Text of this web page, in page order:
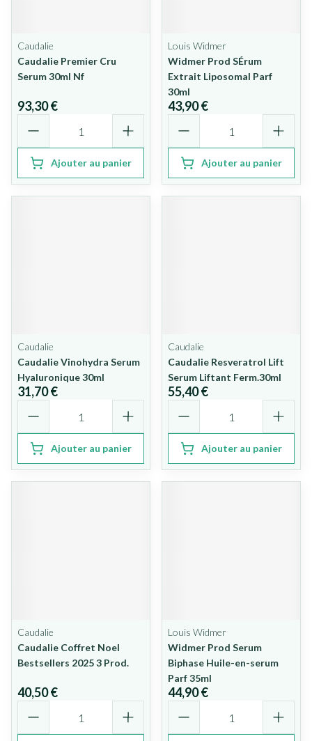
Caudalie
Caudalie Premier Cru
Serum 30ml Nf
93,30 €
Ajouter au panier
Louis Widmer
Widmer Prod SÉrum
Extrait Liposomal Parf
30ml
43,90 €
Ajouter au panier
Caudalie
Caudalie Vinohydra Serum
Hyaluronique 30ml
31,70 €
Ajouter au panier
Caudalie
Caudalie Resveratrol Lift
Serum Liftant Ferm.30ml
55,40 €
Ajouter au panier
Caudalie
Caudalie Coffret Noel
Bestsellers 2025 3 Prod.
40,50 €
Louis Widmer
Widmer Prod Serum
Biphase Huile-en-serum
Parf 35ml
44,90 €